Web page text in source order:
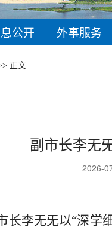
公开 外事服务
正文
副市长李无
2026-
长李无旡以“深学